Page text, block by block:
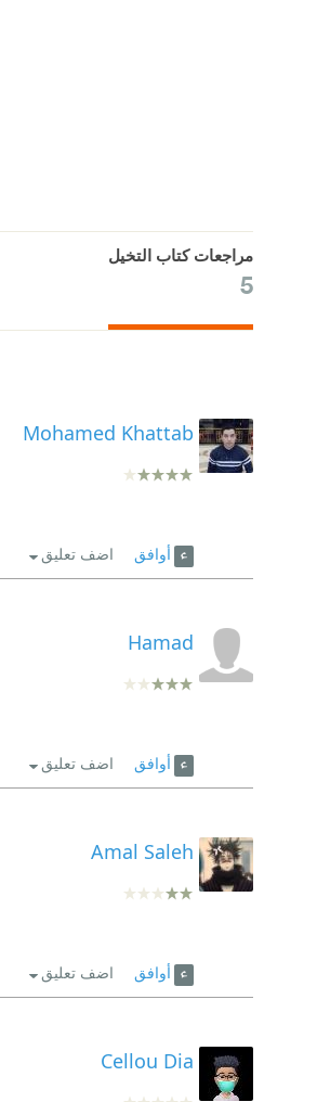
مراجعات كتاب التخيل
5
Mohamed Khattab
أوافق اضف تعليق
Hamad
أوافق اضف تعليق
Amal Saleh
أوافق اضف تعليق
Cellou Dia